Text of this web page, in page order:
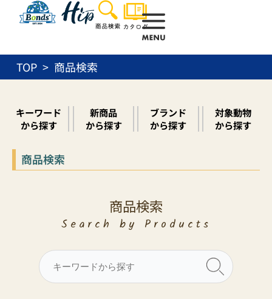
ッ
TOP 商品検索
キーワード
から探す
新商品
から探す
ブランド
から探す
対象動物
から探す
商品検索
商品検索
Search by Products